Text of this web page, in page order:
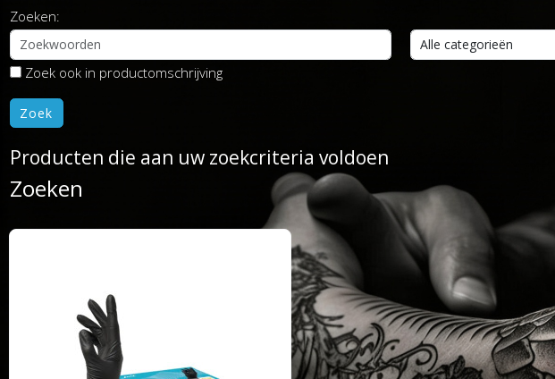
Zoeken:
Zoek ook in productomschrijving
Producten die aan uw zoekcriteria voldoen
Zoeken